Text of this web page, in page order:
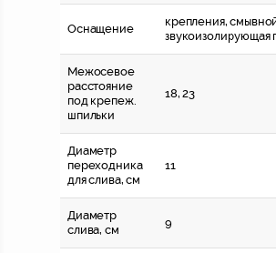
Оснащение
крепления,
звукоизолирующая
Межосевое
расстояние
под крепеж.
шпильки
18, 23
Диаметр
переходника
для слива, см
11
Диаметр
слива, см
9